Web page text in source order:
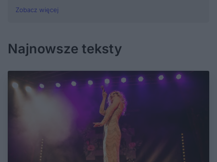
Zobacz więcej
Najnowsze teksty